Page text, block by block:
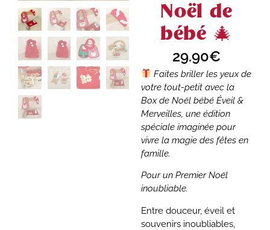
Noël de
bébé 🎄
29.90€
Faites briller les yeux de
votre tout-petit avec la
Box de Noël bébé Éveil &
Merveilles, une édition
spéciale imaginée pour
vivre la magie des fêtes en
famille.
Pour un Premier Noël
inoubliable.
Entre douceur, éveil et
souvenirs inoubliables,